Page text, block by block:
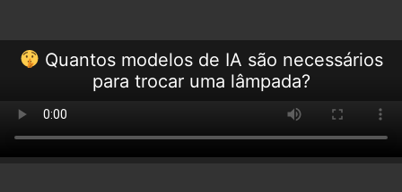
Quantos modelos de IA são necessários
para trocar uma lâmpada?